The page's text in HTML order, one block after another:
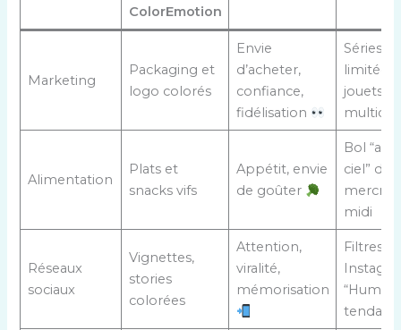
ColorEmotion
Marketing
Packaging et
logo colorés
Envie
d’acheter,
confiance,
fidélisation
Séries
limitées
jouets
Alimentation
Plats et
snacks vifs
Appétit, envie
de goûter
Bol
ciel” du
midi
Réseaux
sociaux
Vignettes,
stories
colorées
Attention,
viralité,
mémorisation
Filtres